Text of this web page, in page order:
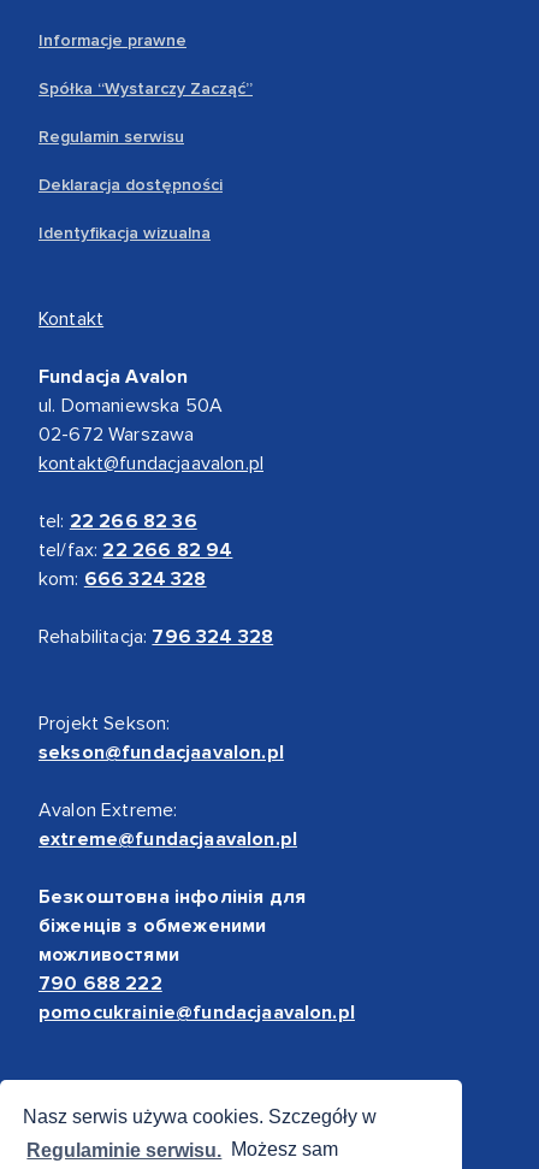
Nasz serwis używa cookies. Szczegóły w
Regulaminie serwisu. Możesz sam
Informacje prawne
Spółka “Wystarczy Zacząć”
Regulamin serwisu
Deklaracja dostępności
Identyfikacja wizualna
Kontakt
Fundacja Avalon
ul. Domaniewska 50A
02-672 Warszawa
kontakt@fundacjaavalon.pl
tel: 22 266 82 36
tel/fax: 22 266 82 94
kom: 666 324 328
Rehabilitacja: 796 324 328
Projekt Sekson:
sekson@fundacjaavalon.pl
Avalon Extreme:
extreme@fundacjaavalon.pl
Безкоштовна інфолінія для
біженців з обмеженими
можливостями
790 688 222
pomocukrainie@fundacjaavalon.pl
Bezpieczne płatności